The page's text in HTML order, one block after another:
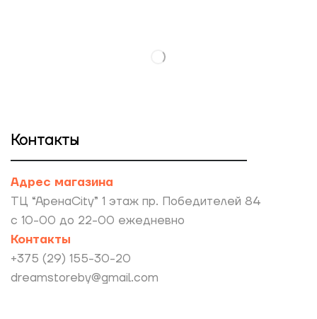
Контакты
Адрес магазина
ТЦ “АренаCity” 1 этаж пр. Победителей 84
с 10-00 до 22-00 ежедневно
Контакты
+375 (29) 155-30-20
dreamstoreby@gmail.com